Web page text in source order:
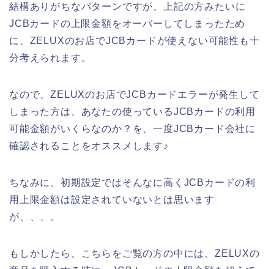
結構ありがちなパターンですが、上記の方みたいに
JCBカードの上限金額をオーバーしてしまったため
に、ZELUXのお店でJCBカードが使えない可能性も十
分考えられます。
なので、ZELUXのお店でJCBカードエラーが発生して
しまった方は、あなたの使っているJCBカードの利用
可能金額がいくらなのか？を、一度JCBカード会社に
確認されることをオススメします♪
ちなみに、初期設定ではそんなに高くJCBカードの利
用上限金額は設定されていないとは思います
が、、、。
もしかしたら、こちらをご覧の方の中には、ZELUXの